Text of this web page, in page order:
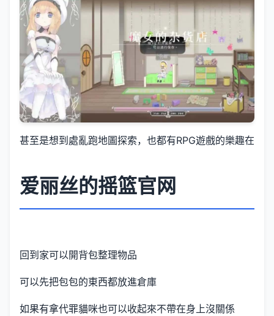
甚至是想到處亂跑地圖探索，也都有RPG遊戲的樂趣在
爱丽丝的摇篮官网
回到家可以開背包整理物品
可以先把包包的東西都放進倉庫
如果有拿代罪貓咪也可以收起來不帶在身上沒關係